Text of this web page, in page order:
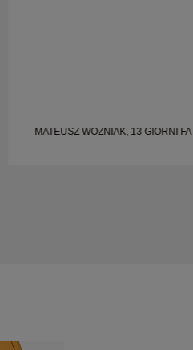
MATEUSZ WOZNIAK, 13 GIORNI FA